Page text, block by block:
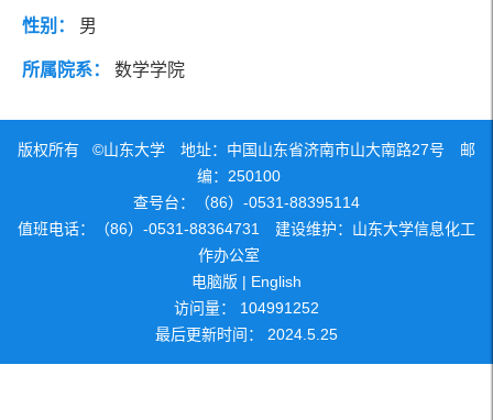
性别： 男
所属院系： 数学学院
版权所有 ©山东大学 地址：中国山东省济南市山大南路27号 邮
编：250100
查号台：（86）-0531-88395114
值班电话：（86）-0531-88364731 建设维护：山东大学信息化工
作办公室
电脑版 | English
访问量： 104991252
最后更新时间： 2024 5 25